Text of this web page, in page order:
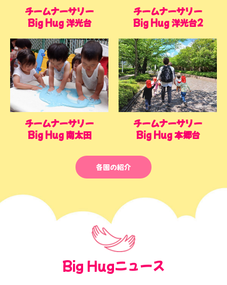
チームナーサリー
Big Hug 洋光台
チームナーサリー
Big Hug 洋光台2
チームナーサリー
Big Hug 南太田
チームナーサリー
Big Hug 本郷台
各園の紹介
Big Hugニュース